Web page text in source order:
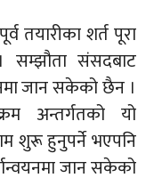
तयारीका शर्त पूरा
सम्झौता संसदबाट
जान सकेको छैन ।
अन्तर्गतको यो
शुरू हुनुपर्ने भएपनि
जान सकेको